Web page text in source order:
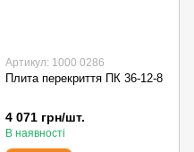
Артикул: 1000 0286
Плита перекриття ПК 36-12-8
4 071 грн/шт.
В наявності